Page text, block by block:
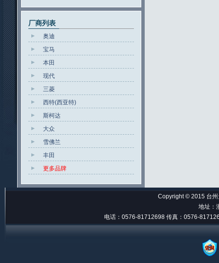
厂商列表
奥迪
宝马
本田
现代
三菱
西特(西亚特)
斯柯达
大众
雪佛兰
丰田
更多品牌
Copyright © 2015 台
地址：
电话：0576-81712698 传真：0576-